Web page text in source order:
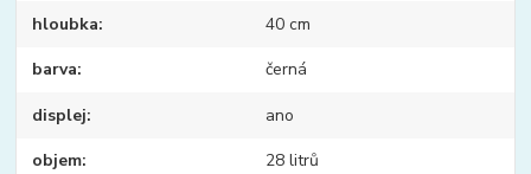
hloubka 40 cm
barva černá
displej ano
objem 28 litrů